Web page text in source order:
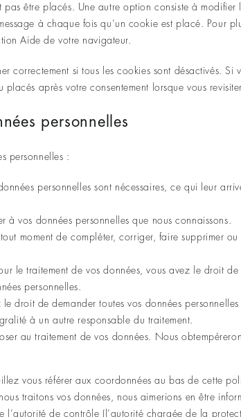
être placés. Une autre option consiste à modifier
à chaque fois qu’un cookie est placé. Pour
Aide de votre navigateur.
correctement si tous les cookies sont désactivés. Si
après votre consentement lorsque vous
personnelles
personnelles :
personnelles sont nécessaires, ce qui leur
à vos données personnelles que nous connaissons.
moment de compléter, corriger, faire supprimer ou
le traitement de vos données, vous avez le droit
personnelles.
le droit de demander toutes vos données
à un autre responsable du traitement.
au traitement de vos données. Nous
vous référer aux coordonnées au bas de cette
traitons vos données, nous aimerions en être
de contrôle (l’autorité chargée de la